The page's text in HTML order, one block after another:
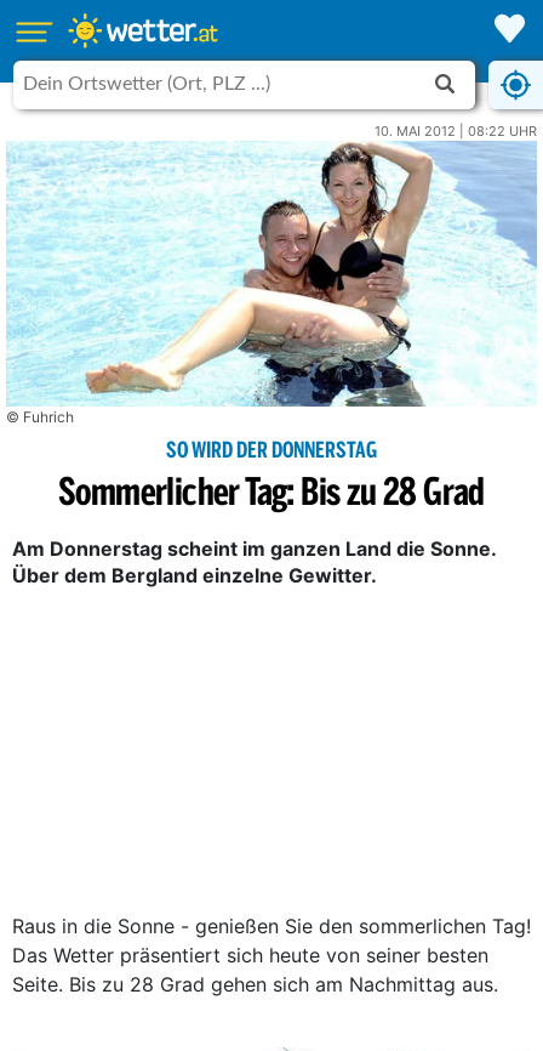
10. MAI 2012 | 08:22 UHR
© Fuhrich
SO WIRD DER DONNERSTAG
Sommerlicher Tag: Bis zu 28 Grad
Am Donnerstag scheint im ganzen Land die Sonne.
Über dem Bergland einzelne Gewitter.
Raus in die Sonne - genießen Sie den sommerlichen Tag!
Das Wetter präsentiert sich heute von seiner besten
Seite. Bis zu 28 Grad gehen sich am Nachmittag aus.